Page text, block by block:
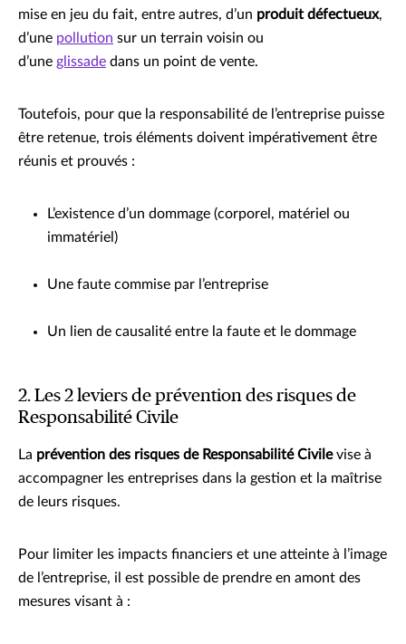
mise en jeu du fait, entre autres, d’un produit défectueux,
d’une pollution sur un terrain voisin ou
d’une glissade dans un point de vente.
Toutefois, pour que la responsabilité de l’entreprise puisse
être retenue, trois éléments doivent impérativement être
réunis et prouvés :
L’existence d’un dommage (corporel, matériel ou
immatériel)
Une faute commise par l’entreprise
Un lien de causalité entre la faute et le dommage
2. Les 2 leviers de prévention des risques de
Responsabilité Civile
La prévention des risques de Responsabilité Civilevise à
accompagner les entreprises dans la gestion et la maîtrise
de leurs risques.
Pour limiter les impacts financiers et une atteinte à l’image
de l’entreprise, il est possible de prendre en amont des
mesures visant à :